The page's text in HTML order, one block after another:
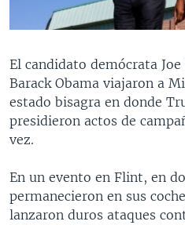
El candidato demócrata
Barack Obama viajaron a
estado bisagra en donde
presidieron actos de
vez.
En un evento en Flint, en
permanecieron en sus
lanzaron duros ataques